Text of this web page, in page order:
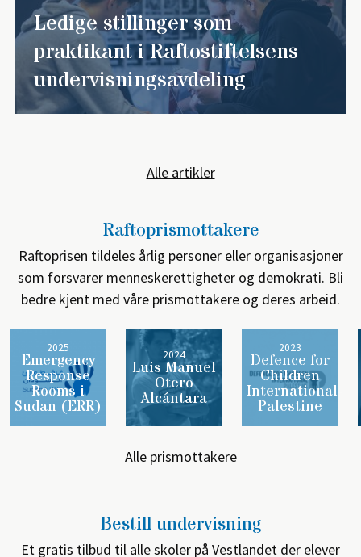
Ledige stillinger som
praktikant i Raftostiftelsens
undervisningsavdeling
Alle artikler
Raftoprismottakere
Raftoprisen tildeles årlig personer eller organisasjoner
som forsvarer menneskerettigheter og demokrati. Bli
bedre kjent med våre prismottakere og deres arbeid.
2025
Emergency
Response
Rooms i
Sudan (ERR)
2024
Luis Manuel
Otero
Alcántara
2023
Defence for
Children
International-
Palestine
Alle prismottakere
Bestill undervisning
Et gratis tilbud til alle skoler på Vestlandet der elever